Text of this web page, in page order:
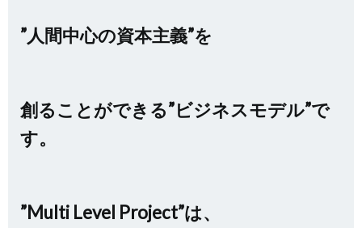
”人間中心の資本主義”を
創ることができる”ビジネスモデル”で
す。
”Multi Level Project”は、